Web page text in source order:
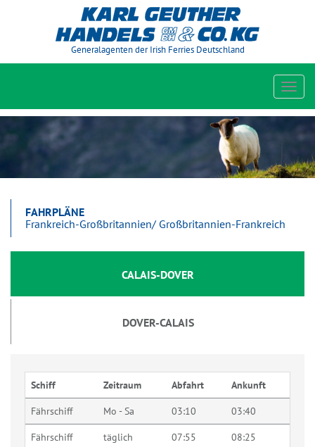
Generalagenten der Irish Ferries Deutschland
FAHRPLÄNE
Frankreich-Großbritannien/ Großbritannien-Frankreich
CALAIS-DOVER
DOVER-CALAIS
Schiff Zeitraum Abfahrt Ankunft
Fährschiff Mo - Sa 03:10 03:40
Fährschiff täglich 07:55 08:25